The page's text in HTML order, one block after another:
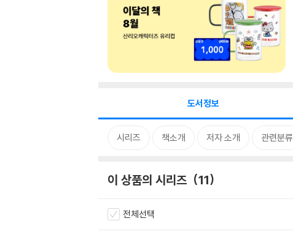
도서정보
시리즈 책소개 저자 소개 관련분류
이 상품의 시리즈 11
전체선택